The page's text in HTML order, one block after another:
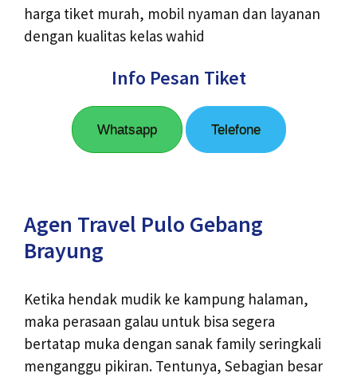
harga tiket murah, mobil nyaman dan layanan
dengan kualitas kelas wahid
Info Pesan Tiket
Whatsapp Telefone
Agen Travel Pulo Gebang
Brayung
Ketika hendak mudik ke kampung halaman,
maka perasaan galau untuk bisa segera
bertatap muka dengan sanak family seringkali
menganggu pikiran. Tentunya, Sebagian besar